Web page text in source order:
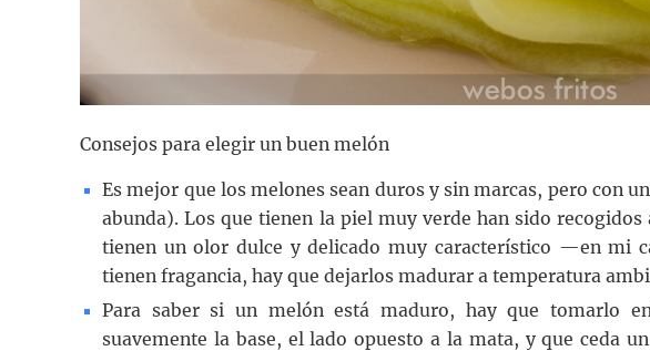
Consejos para elegir un buen melón
Es mejor que los melones sean duros y sin marcas, pero con
abunda). Los que tienen la piel muy verde han sido
tienen un olor dulce y delicado muy característico —en mi
tienen fragancia, hay que dejarlos madurar a temperatura
Para saber si un melón está maduro, hay que tomarlo
suavemente la base, el lado opuesto a la mata, y que ceda